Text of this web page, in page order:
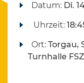
Datum: Di.
Uhrzeit:
Ort:Torgau,
Turnhalle